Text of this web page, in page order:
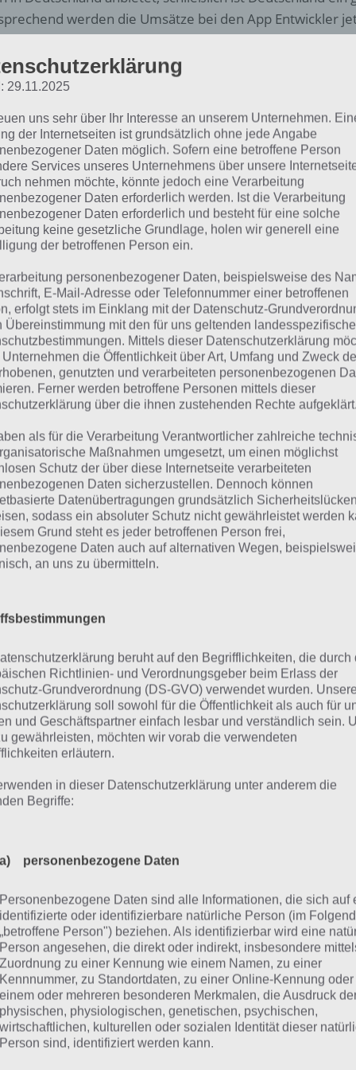
werden die Umsätze bei den App Entwickler
denn mit diesen Gutscheinkarten /
diese gegen Bargeld kaufen und dann den Code
Guthaben aufzuladen.
Artikel wollen wir euch zeigen, wie ihr die Google
und so euer Guthaben aufladen. Mit diesem Tutorial
mehr haben, ansprechende Apps im Google Play
könnt ihr damit natürlich auch Musik, Bücher und
sich wundert: Oben rechts imArtikel haben wir Karten
diese natürlich in Euro ausgegeben. Es gibt Google
Werten 15 Euro, 25 Euro und 50 Euro. Ob weitere
werden, steht noch nicht fest.
im Shop zu
gestellte Fragen
so mag man meinen, bringt Google die Google Play
Bereits in einigen Märkten wurden diese
man diese auch im Google Play Store einegeben, dazu
einige Fragen, die dies neuen Google Play Karten mit
euch mal die Antworten dazu geben.
Ja! Ab sofort kann man im Handel diese Google Play Karten
oder Geschenkkarten genannt) kaufen und dann einlösen.
mehr benötigt.
Welche Karten Werte gibt es?
Google hat Karten im Wert von 15 Euro, 25 Euro und 50
Markt gebracht.
Fallen Gebühren bei den Karten an?
Nein! Im Handel (wo genau, dazu später mehr) wird es die
zum Kauf geben und dieses Guthaben wird dann auch
man, wenn man im Internet solche Karten kauft. Dort will
29.11.2025
uns sehr über Ihr Interesse an unserem Unternehmen.
der Internetseiten ist grundsätzlich ohne jede Angabe
Daten möglich. Sofern eine betroffene Person
Services unseres Unternehmens über unsere
nehmen möchte, könnte jedoch eine Verarbeitung
Daten erforderlich werden. Ist die Verarbeitung
Daten erforderlich und besteht für eine solche
keine gesetzliche Grundlage, holen wir generell eine
der betroffenen Person ein.
personenbezogener Daten, beispielsweise des
E-Mail-Adresse oder Telefonnummer einer betroffenen
erfolgt stets im Einklang mit der Datenschutz-
Übereinstimmung mit den für uns geltenden
Mittels dieser Datenschutzerklärung
Unternehmen die Öffentlichkeit über Art, Umfang und Zweck
genutzten und verarbeiteten personenbezogenen
Ferner werden betroffene Personen mittels dieser
über die ihnen zustehenden Rechte aufgeklärt.
als für die Verarbeitung Verantwortlicher zahlreiche
Maßnahmen umgesetzt, um einen möglichst
Schutz der über diese Internetseite verarbeiteten
Daten sicherzustellen. Dennoch können
Datenübertragungen grundsätzlich Sicherheitslücken
sodass ein absoluter Schutz nicht gewährleistet werden
Grund steht es jeder betroffenen Person frei,
Daten auch auf alternativen Wegen,
an uns zu übermitteln.
beruht auf den Begrifflichkeiten, die durch
Richtlinien- und Verordnungsgeber beim Erlass der
Grundverordnung (DS-GVO) verwendet wurden. Unsere
soll sowohl für die Öffentlichkeit als auch für
und Geschäftspartner einfach lesbar und verständlich sein.
gewährleisten, möchten wir vorab die verwendeten
erläutern.
in dieser Datenschutzerklärung unter anderem die
Begriffe:
a) personenbezogene Daten
Personenbezogene Daten sind alle Informationen, die sich auf
identifizierte oder identifizierbare natürliche Person (im
„betroffene Person") beziehen. Als identifizierbar wird eine
Person angesehen, die direkt oder indirekt, insbesondere
Zuordnung zu einer Kennung wie einem Namen, zu einer
Kennnummer, zu Standortdaten, zu einer Online-Kennung oder
einem oder mehreren besonderen Merkmalen, die Ausdruck
physischen, physiologischen, genetischen, psychischen,
wirtschaftlichen, kulturellen oder sozialen Identität dieser
Person sind, identifiziert werden kann.